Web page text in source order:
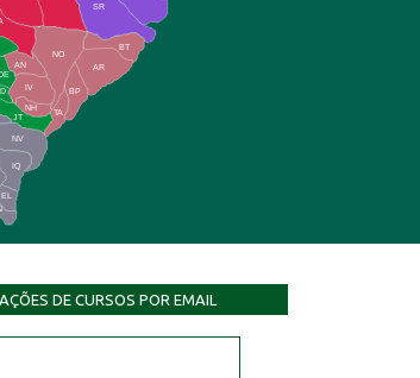
SR
BT
AR
TA
NH
JT
NV
IQ
EL
NO
BP
AN
IV
DE CURSOS POR EMAIL